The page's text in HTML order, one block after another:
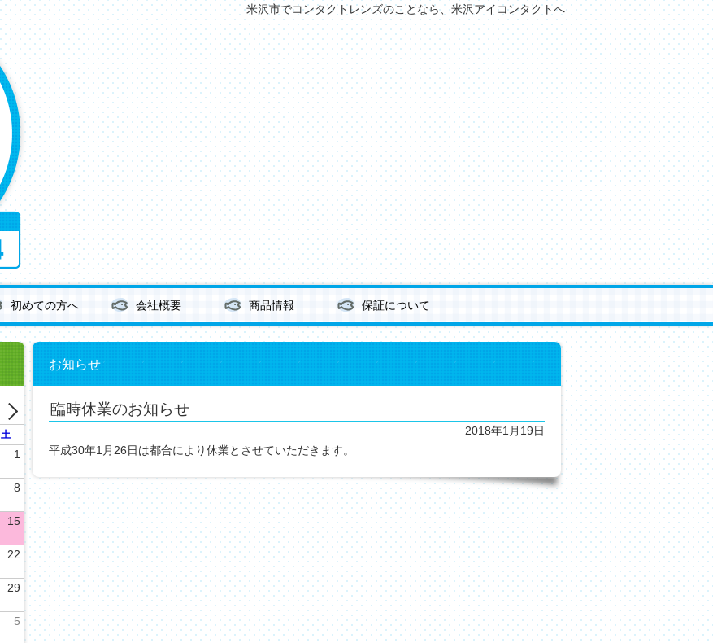
米沢市でコンタクトレンズのことなら、米沢アイコンタクトへ
初めての方へ 会社概要 商品情報 保証について
土
1
8
15
22
29
5
お知らせ
臨時休業のお知らせ
2018年1月19日
平成30年1月26日は都合により休業とさせていただきます。